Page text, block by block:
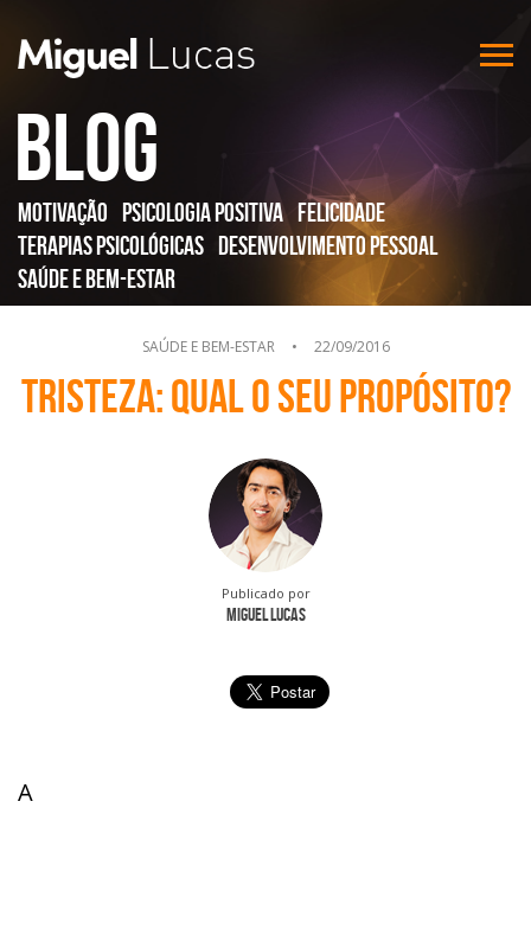
Blog
Motivação Psicologia Positiva Felicidade
Terapias Psicológicas Desenvolvimento Pessoal
Saúde e Bem-Estar
SAÚDE E BEM-ESTAR • 22/09/2016
Tristeza: Qual o seu propósito?
Publicado por
Miguel Lucas
A